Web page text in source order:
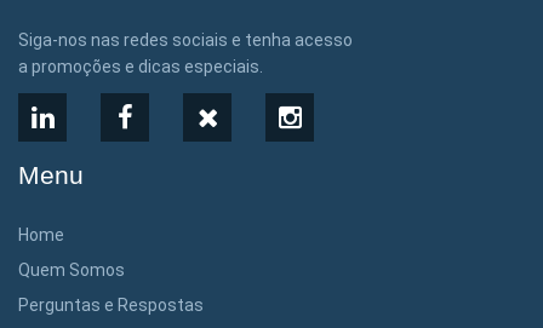
Siga-nos nas redes sociais e tenha acesso
a promoções e dicas especiais.
LinkedInFacebook Instagram
Menu
Home
Quem Somos
Perguntas e Respostas